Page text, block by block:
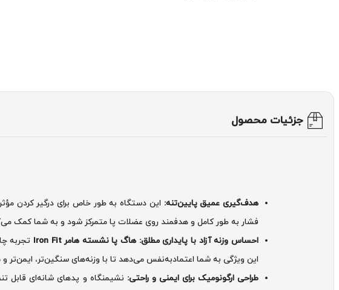
جزئیات محصول
هدف‌گیری عمیق پایین‌تنه: این دستگاه به طور خاص برای درگیر کردن
فشار به طور کامل و هدفمند روی عضلات پا متمرکز شود و به شما کمک
احساس وزنه آزاد با پایداری مطلق: هاگ پا نشسته هامر Iron Fit
تجربه
این ویژگی به شما اعتمادبه‌نفس می‌دهد تا با وزنه‌های سنگین‌تر، ایمن‌تر و
طراحی ارگونومیک برای ایمنی و راحتی: نشیمنگاه و پدهای شانه‌ای قابل